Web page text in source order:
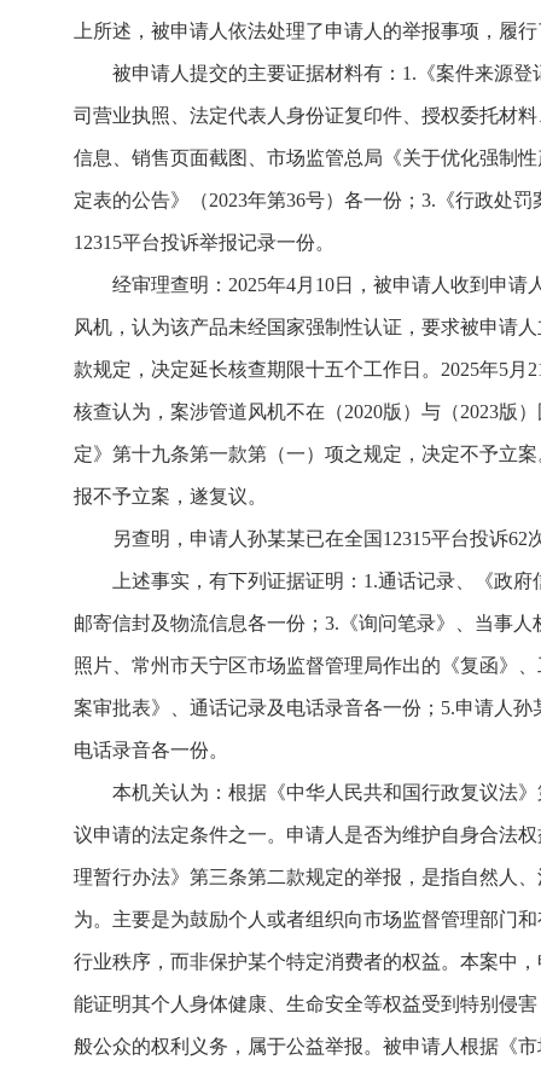
上所述，被申请人依法处理了申请人的举报事项，履
被申请人提交的主要证据材料有：1.《案件来源
司营业执照、法定代表人身份证复印件、授权委托材
信息、销售页面截图、市场监管总局《关于优化强制
定表的公告》（2023年第36号）各一份；3.《行政处
12315平台投诉举报记录一份。
经审理查明：2025年4月10日，被申请人收到申
风机，认为该产品未经国家强制性认证，要求被申请
款规定，决定延长核查期限十五个工作日。2025年5
核查认为，案涉管道风机不在（2020版）与（2023版
定》第十九条第一款第（一）项之规定，决定不予立
报不予立案，遂复议。
另查明，申请人孙某某已在全国12315平台投诉62
上述事实，有下列证据证明：1.通话记录、《政
邮寄信封及物流信息各一份；3.《询问笔录》、当事
照片、常州市天宁区市场监督管理局作出的《复函》
案审批表》、通话记录及电话录音各一份；5.申请人
电话录音各一份。
本机关认为：根据《中华人民共和国行政复议法
议申请的法定条件之一。申请人是否为维护自身合法
理暂行办法》第三条第二款规定的举报，是指自然人
为。主要是为鼓励个人或者组织向市场监督管理部门
行业秩序，而非保护某个特定消费者的权益。本案中
能证明其个人身体健康、生命安全等权益受到特别侵
般公众的权利义务，属于公益举报。被申请人根据《